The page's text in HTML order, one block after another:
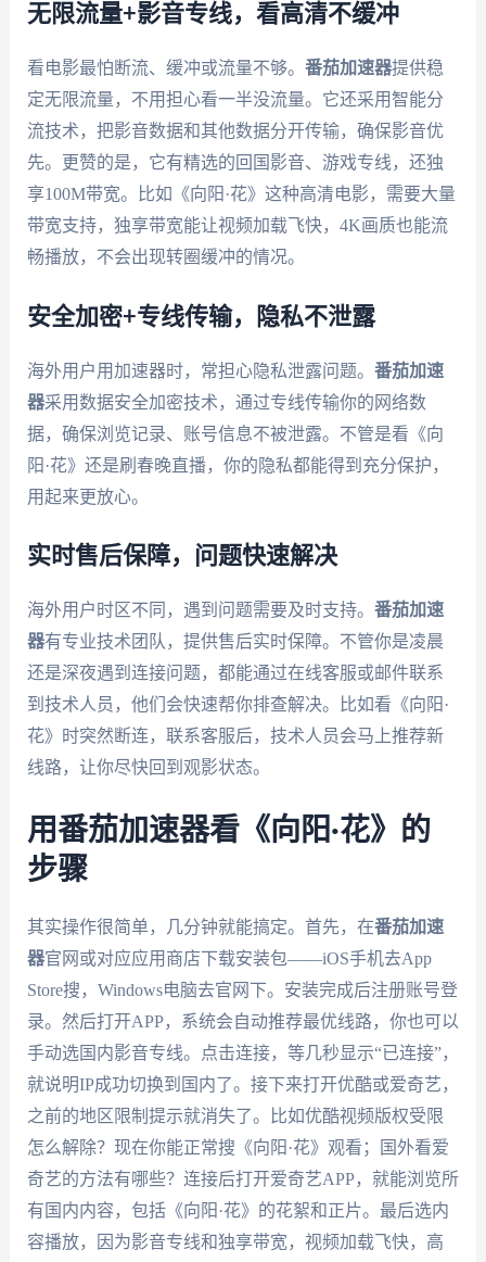
无限流量+影音专线，看高清不缓冲
看电影最怕断流、缓冲或流量不够。 番茄加速器提供稳
定无限流量，不用担心看一半没流量。它还采用智能分
流技术，把影音数据和其他数据分开传输，确保影音优
先。更赞的是，它有精选的回国影音、游戏专线，还独
享100M带宽。比如《向阳·花》这种高清电影，需要大量
带宽支持，独享带宽能让视频加载飞快，4K画质也能流
畅播放，不会出现转圈缓冲的情况。
安全加密+专线传输，隐私不泄露
海外用户用加速器时，常担心隐私泄露问题。 番茄加速
器采用数据安全加密技术，通过专线传输你的网络数
据，确保浏览记录、账号信息不被泄露。不管是看《向
阳·花》还是刷春晚直播，你的隐私都能得到充分保护，
用起来更放心。
实时售后保障，问题快速解决
海外用户时区不同，遇到问题需要及时支持。 番茄加速
器有专业技术团队，提供售后实时保障。不管你是凌晨
还是深夜遇到连接问题，都能通过在线客服或邮件联系
到技术人员，他们会快速帮你排查解决。比如看《向阳·
花》时突然断连，联系客服后，技术人员会马上推荐新
线路，让你尽快回到观影状态。
用番茄加速器看《向阳·花》的
步骤
其实操作很简单，几分钟就能搞定。首先，在番茄加速
器官网或对应应用商店下载安装包——iOS手机去App
Store搜，Windows电脑去官网下。安装完成后注册账号登
录。然后打开APP，系统会自动推荐最优线路，你也可以
手动选国内影音专线。点击连接，等几秒显示“已连接”，
就说明IP成功切换到国内了。接下来打开优酷或爱奇艺，
之前的地区限制提示就消失了。比如优酷视频版权受限
怎么解除？现在你能正常搜《向阳·花》观看；国外看爱
奇艺的方法有哪些？连接后打开爱奇艺APP，就能浏览所
有国内内容，包括《向阳·花》的花絮和正片。最后选内
容播放，因为影音专线和独享带宽，视频加载飞快，高